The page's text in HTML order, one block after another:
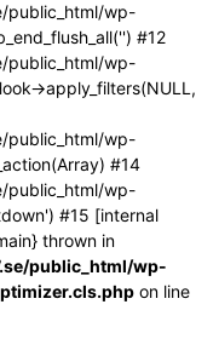
public_html/wp-
#12
public_html/wp-
>apply_filters(NULL,
public_html/wp-
#14
public_html/wp-
#15 [internal
thrown in
public_html/wp-
on line